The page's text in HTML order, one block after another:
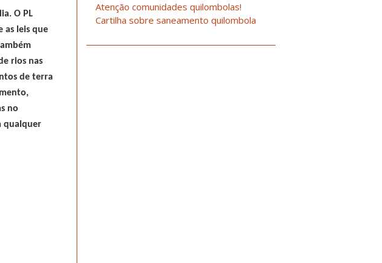
O PL
as leis que
rios nas
de terra
no
qualquer
Atenção comunidades quilombolas!
Cartilha sobre saneamento quilombola